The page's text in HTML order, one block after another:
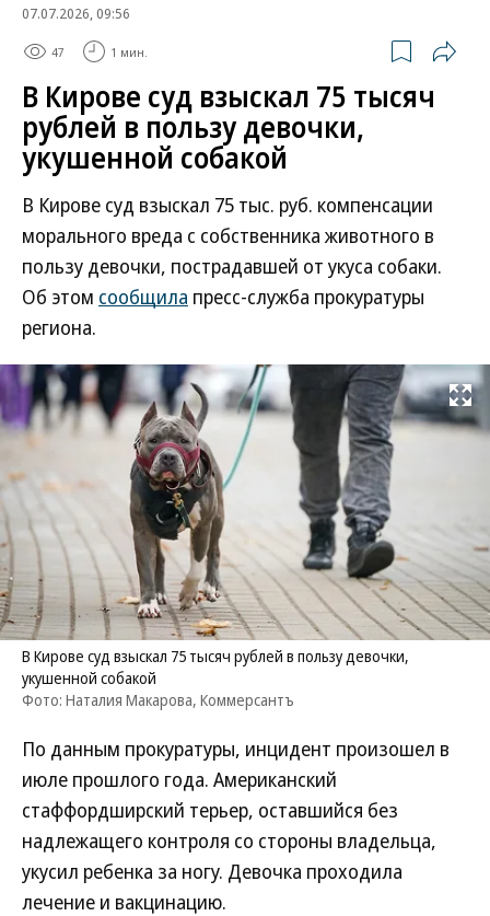
07.07.2026, 09:56
47 1 мин.
В Кирове суд взыскал 75 тысяч
рублей в пользу девочки,
укушенной собакой
В Кирове суд взыскал 75 тыс. руб. компенсации
морального вреда с собственника животного в
пользу девочки, пострадавшей от укуса собаки.
Об этом сообщила пресс-служба прокуратуры
региона.
Развернуть
В Кирове суд взыскал 75 тысяч рублей в пользу девочки,
укушенной собакой
Фото: Наталия Макарова, Коммерсантъ
По данным прокуратуры, инцидент произошел в
июле прошлого года. Американский
стаффордширский терьер, оставшийся без
надлежащего контроля со стороны владельца,
укусил ребенка за ногу. Девочка проходила
лечение и вакцинацию.